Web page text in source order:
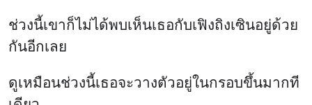
ช่วงนี้เขาก็ไม่ได้พบเห็นเธอกับเฟิงถิงเซินอยู่ด้วย
กันอีกเลย